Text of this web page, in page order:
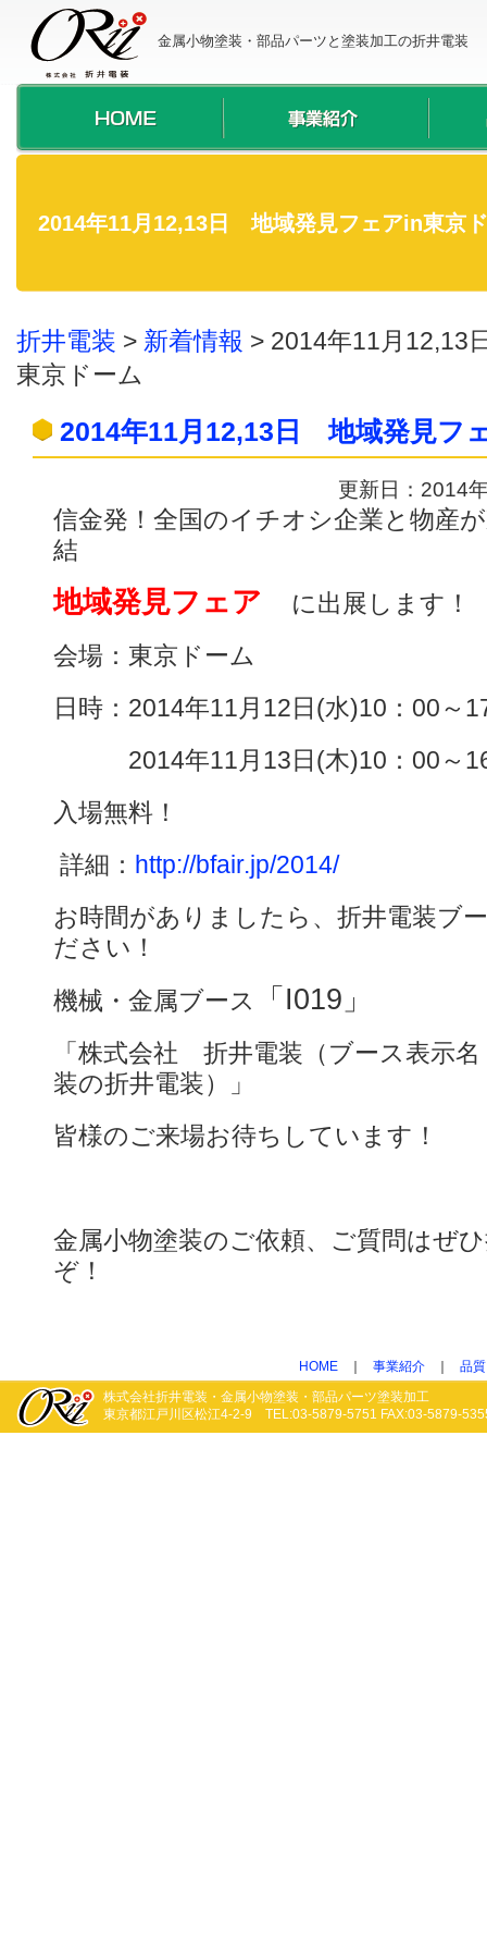
金属小物塗装・部品パーツと塗装加工の折井電装
2014年11月12,13日 地域発見フェアin東京
折井電装 > 新着情報 > 2014年11月
東京ドーム
2014年11月12,13日 地域発見フ
更新日：
信金発！全国のイチオシ企業と物産
結
地域発見フェア
に出展します！
会場：東京ドーム
日時：2014年11月12日(水)10：00～
2014年11月13日(木)10：00～
入場無料！
詳細： http://bfair.jp/2014/
お時間がありましたら、折井電装ブ
ださい！
機械・金属ブース
「I019」
「株式会社 折井電装（ブース表示
装の折井電装）」
皆様のご来場お待ちしています！
金属小物塗装のご依頼、ご質問はぜ
ぞ！
HOME 事業紹介
品
株式会社折井電装・金属小物塗装・部品パーツ塗装加工
東京都江戸川区松江4-2-9 TEL:03-5879-5751 FAX:03-5879-